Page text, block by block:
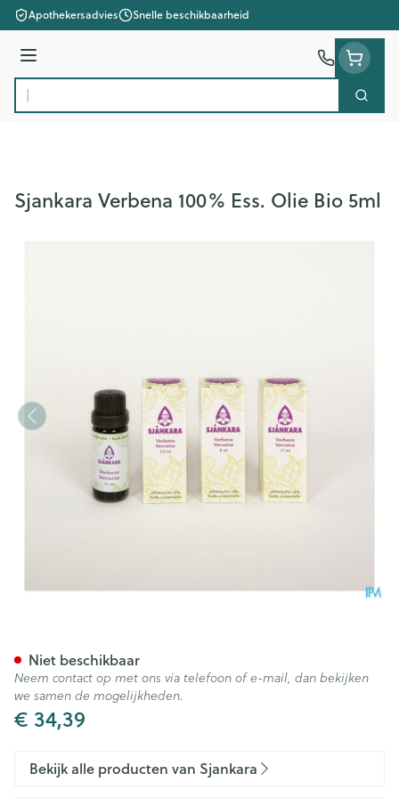
Ga naar de inhoud
Apothekersadvies Snelle beschikbaarheid
Menu
Product, merk, categorie... Zoek
Sjankara Verbena 100% Ess. Olie Bio 5ml
€ 34,39
Niet beschikbaar
Neem contact op met ons via telefoon of e-mail, dan bekijken
we samen de mogelijkheden.
Bekijk alle producten van Sjankara